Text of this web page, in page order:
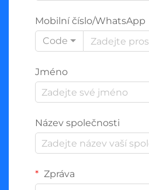
Mobilní číslo/WhatsApp
Code
Jméno
Název společnosti
Zpráva